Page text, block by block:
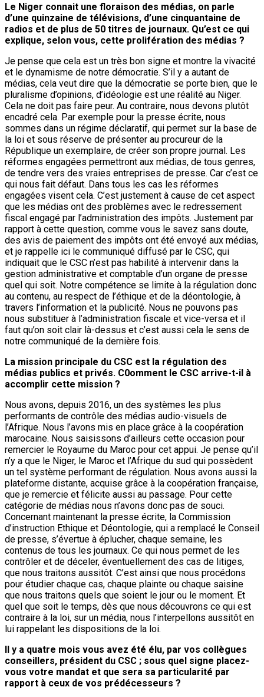
Le Niger connait une floraison des médias, on parle
d’une quinzaine de télévisions, d’une cinquantaine de
radios et de plus de 50 titres de journaux. Qu’est ce qui
explique, selon vous, cette prolifération des médias ?
Je pense que cela est un très bon signe et montre la vivacité
et le dynamisme de notre démocratie. S’il y a autant de
médias, cela veut dire que la démocratie se porte bien, que le
pluralisme d’opinions, d’idéologie est une réalité au Niger.
Cela ne doit pas faire peur. Au contraire, nous devons plutôt
encadré cela. Par exemple pour la presse écrite, nous
sommes dans un régime déclaratif, qui permet sur la base de
la loi et sous réserve de présenter au procureur de la
République un exemplaire, de créer son propre journal. Les
réformes engagées permettront aux médias, de tous genres,
de tendre vers des vraies entreprises de presse. Car c’est ce
qui nous fait défaut. Dans tous les cas les réformes
engagées visent cela. C’est justement à cause de cet aspect
que les médias ont des problèmes avec le redressement
fiscal engagé par l’administration des impôts. Justement par
rapport à cette question, comme vous le savez sans doute,
des avis de paiement des impôts ont été envoyé aux médias,
et je rappelle ici le communiqué diffusé par le CSC, qui
indiquait que le CSC n’est pas habilité à intervenir dans la
gestion administrative et comptable d’un organe de presse
quel qui soit. Notre compétence se limite à la régulation donc
au contenu, au respect de l’éthique et de la déontologie, à
travers l’information et la publicité. Nous ne pouvons pas
nous substituer à l’administration fiscale et vice-versa et il
faut qu’on soit clair là-dessus et c’est aussi cela le sens de
notre communiqué de la dernière fois.
La mission principale du CSC est la régulation des
médias publics et privés. C0omment le CSC arrive-t-il à
accomplir cette mission ?
Nous avons, depuis 2016, un des systèmes les plus
performants de contrôle des médias audio-visuels de
l’Afrique. Nous l’avons mis en place grâce à la coopération
marocaine. Nous saisissons d’ailleurs cette occasion pour
remercier le Royaume du Maroc pour cet appui. Je pense qu’il
n’y a que le Niger, le Maroc et l’Afrique du sud qui possèdent
un tel système performant de régulation. Nous avons aussi la
plateforme distante, acquise grâce à la coopération française,
que je remercie et félicite aussi au passage. Pour cette
catégorie de médias nous n’avons donc pas de souci.
Concernant maintenant la presse écrite, la Commission
d’instruction Ethique et Déontologie, qui a remplacé le Conseil
de presse, s’évertue à éplucher, chaque semaine, les
contenus de tous les journaux. Ce qui nous permet de les
contrôler et de déceler, éventuellement des cas de litiges,
que nous traitons aussitôt. C’est ainsi que nous procédons
pour étudier chaque cas, chaque plainte ou chaque saisine
que nous traitons quels que soient le jour ou le moment. Et
quel que soit le temps, dès que nous découvrons ce qui est
contraire à la loi, sur un média, nous l’interpellons aussitôt en
lui rappelant les dispositions de la loi.
Il y a quatre mois vous avez été élu, par vos collègues
conseillers, président du CSC ; sous quel signe placez-
vous votre mandat et que sera sa particularité par
rapport à ceux de vos prédécesseurs ?